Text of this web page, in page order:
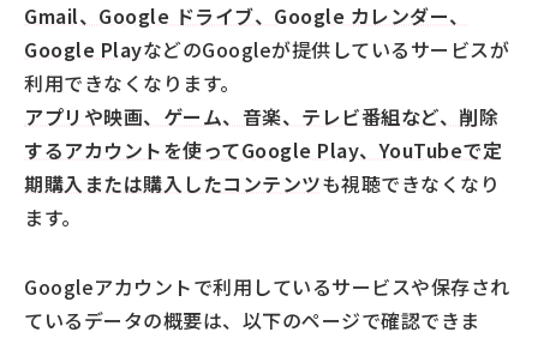
Gmail、Google ドライブ、Google カレンダー、
Google PlayなどのGoogleが提供しているサービスが
利用できなくなります。
アプリや映画、ゲーム、音楽、テレビ番組など、削除
するアカウントを使ってGoogle Play、YouTubeで定
期購入または購入したコンテンツも視聴できなくなり
ます。
Googleアカウントで利用しているサービスや保存され
ているデータの概要は、以下のページで確認できま